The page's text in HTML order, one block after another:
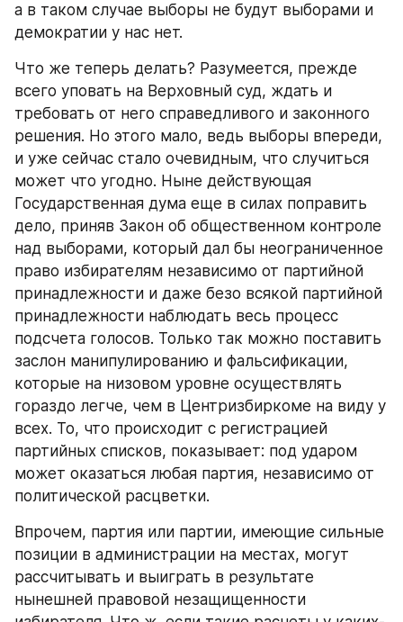
а в таком случае выборы не будут выборами и
демократии у нас нет.
Что же теперь делать? Разумеется, прежде
всего уповать на Верховный суд, ждать и
требовать от него справедливого и законного
решения. Но этого мало, ведь выборы впереди,
и уже сейчас стало очевидным, что случиться
может что угодно. Ныне действующая
Государственная дума еще в силах поправить
дело, приняв Закон об общественном контроле
над выборами, который дал бы неограниченное
право избирателям независимо от партийной
принадлежности и даже безо всякой партийной
принадлежности наблюдать весь процесс
подсчета голосов. Только так можно поставить
заслон манипулированию и фальсификации,
которые на низовом уровне осуществлять
гораздо легче, чем в Центризбиркоме на виду у
всех. То, что происходит с регистрацией
партийных списков, показывает: под ударом
может оказаться любая партия, независимо от
политической расцветки.
Впрочем, партия или партии, имеющие сильные
позиции в администрации на местах, могут
рассчитывать и выиграть в результате
нынешней правовой незащищенности